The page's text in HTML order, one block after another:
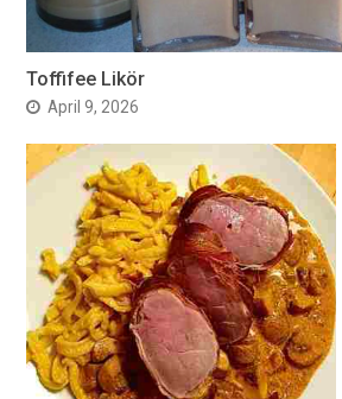
Toffifee Likör
April 9, 2026